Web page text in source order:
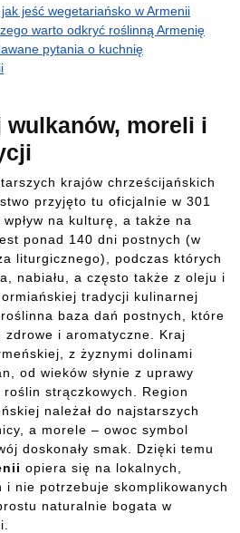
jeść wegetariańsko w Armenii
warto odkryć roślinną Armenię
pytania o kuchnię
wulkanów, moreli i
krajów chrześcijańskich
przyjęto tu oficjalnie w 301
na kulturę, a także na
ponad 140 dni postnych (w
liturgicznego), podczas których
nabiału, a często także z oleju i
tradycji kulinarnej
roślinna baza dań postnych, które
i aromatyczne. Kraj
z żyznymi dolinami
od wieków słynie z uprawy
strączkowych. Region
należał do najstarszych
a morele – owoc symbol
doskonały smak. Dzięki temu
opiera się na lokalnych,
i nie potrzebuje skomplikowanych
naturalnie bogata w